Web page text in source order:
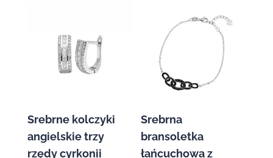
Srebrne kolczyki
angielskie trzy
rzędy cyrkonii
Srebrna
bransoletka
łańcuchowa z